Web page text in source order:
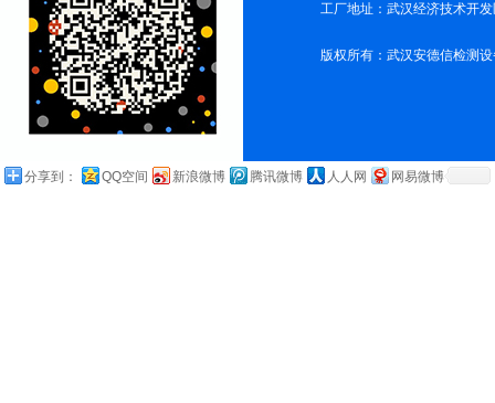
工厂地址：武汉经济技术开
版权所有：武汉安德信检测
分享到： QQ空间 新浪微博 腾讯微博 人人网 网易微博